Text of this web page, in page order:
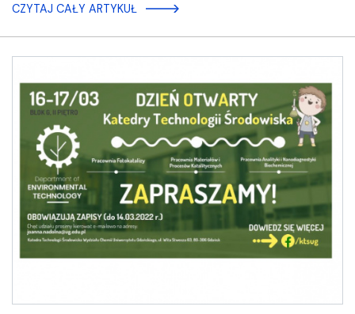
CZYTAJ CAŁY ARTYKUŁ